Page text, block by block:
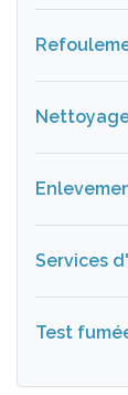
Services
Test